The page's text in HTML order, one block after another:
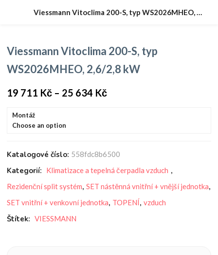
Viessmann Vitoclima 200-S, typ WS2026MHEO, 2,6/2,8 kW
Viessmann Vitoclima 200-S, typ
WS2026MHEO, 2,6/2,8 kW
19 711 Kč – 25 634 Kč
Montáž
Choose an option
Katalogové číslo: 558fdc8b6500
Kategorií: Klimatizace a tepelná čerpadla vzduch ,
Rezidenční split systém,SET nástěnná vnitřní + vnější jednotka,
SET vnitřní + venkovní jednotka, TOPENÍ,vzduch
Štítek: VIESSMANN